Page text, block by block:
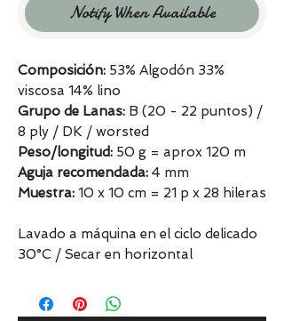
Notify When Available
Composición: 53% Algodón 33%
viscosa 14% lino
Grupo de Lanas: B (20 - 22 puntos) /
8 ply / DK / worsted
Peso/longitud: 50 g = aprox 120 m
Aguja recomendada: 4 mm
Muestra: 10 x 10 cm = 21 p x 28 hileras
Lavado a máquina en el ciclo delicado
30°C / Secar en horizontal